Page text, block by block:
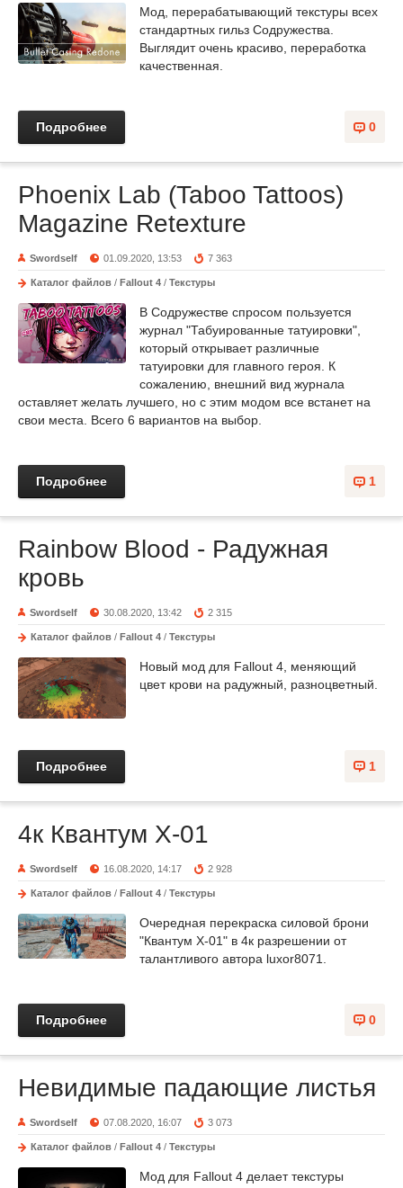
Мод, перерабатывающий текстуры всех
стандартных гильз Содружества.
Выглядит очень красиво, переработка
качественная.
0
Подробнее
Phoenix Lab (Taboo Tattoos)
Magazine Retexture
Swordself 01.09.2020, 13:53 7 363
Каталог файлов / Fallout 4 / Текстуры
В Содружестве спросом пользуется
журнал "Табуированные татуировки",
который открывает различные
татуировки для главного героя. К
сожалению, внешний вид журнала
оставляет желать лучшего, но с этим модом все встанет на
свои места. Всего 6 вариантов на выбор.
1
Подробнее
Rainbow Blood - Радужная
кровь
Swordself 30.08.2020, 13:42 2 315
Каталог файлов / Fallout 4 / Текстуры
Новый мод для Fallout 4, меняющий
цвет крови на радужный, разноцветный.
1
Подробнее
4к Квантум X-01
Swordself 16.08.2020, 14:17 2 928
Каталог файлов / Fallout 4 / Текстуры
Очередная перекраска силовой брони
"Квантум X-01" в 4к разрешении от
талантливого автора luxor8071.
0
Подробнее
Невидимые падающие листья
Swordself 07.08.2020, 16:07 3 073
Каталог файлов / Fallout 4 / Текстуры
Мод для Fallout 4 делает текстуры